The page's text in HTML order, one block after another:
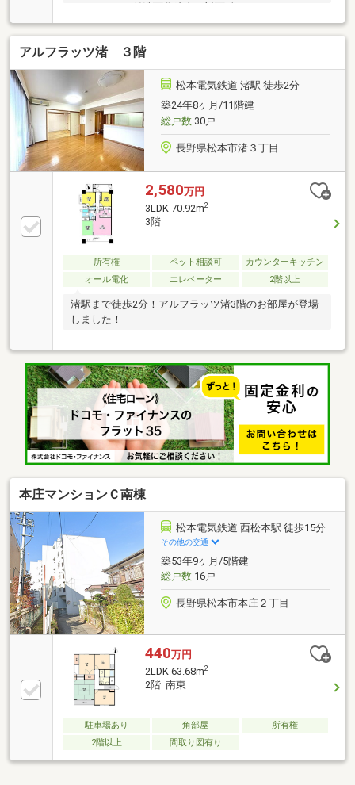
ム、シャワー付洗面化粧台、対面式キッチン、セキュ
リティ充実、バリアフリー、複層ガラス、オートバ
ス、高速ネット対応、温水洗浄便座、ＴＶモニタ付イ
ンターホン、通風良好、全居室フローリング、眺望良
好、南西向き、ウォークインクローゼット、全居室複
層ガラスか複層サッシ、ペット相談、BS・CS・
CATV、エレベーター、宅配ボックス、食器洗乾燥機
アルフラッツ渚 ３階
松本電気鉄道 渚駅 徒歩2分
築24年8ヶ月/11階建
総戸数30戸
長野県松本市渚３丁目
2,580万円
3LDK 70.92m2
3階
所有権 ペット相談可
カウンターキッチン
オール電化
エレベーター 2階以上
渚駅まで徒歩2分！アルフラッツ渚3階のお部屋が登場
しました！
本庄マンションＣ南棟
松本電気鉄道 西松本駅 徒歩15分
その他の交通
築53年9ヶ月/5階建
総戸数16戸
長野県松本市本庄２丁目
440万円
2LDK 63.68m2
2階 南東
駐車場あり 角部屋
所有権
2階以上
間取り図有り